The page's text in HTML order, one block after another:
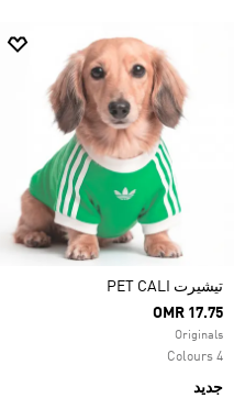
تيشيرت PET CALI
OMR 17.75
Originals
4 Colours
جديد